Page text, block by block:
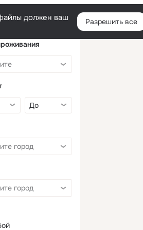
должен ваш Разрешить все